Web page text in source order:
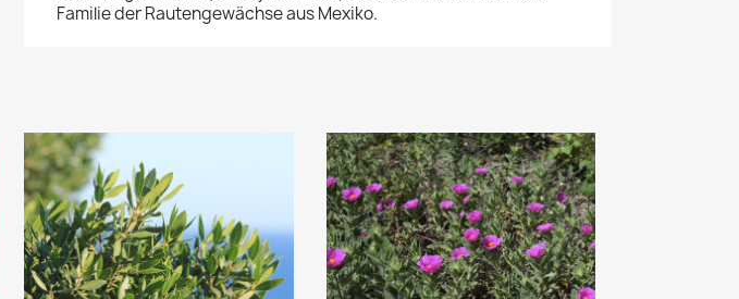
Familie der Rautengewächse aus Mexiko.